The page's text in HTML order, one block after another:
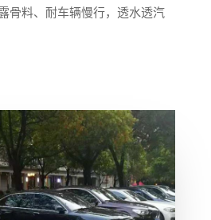
骨料、耐车辆慢行，透水透汽